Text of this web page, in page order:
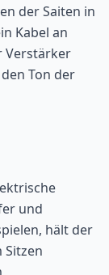
der Saiten in
Kabel an
Verstärker
Ton der
und
hält der
Sitzen